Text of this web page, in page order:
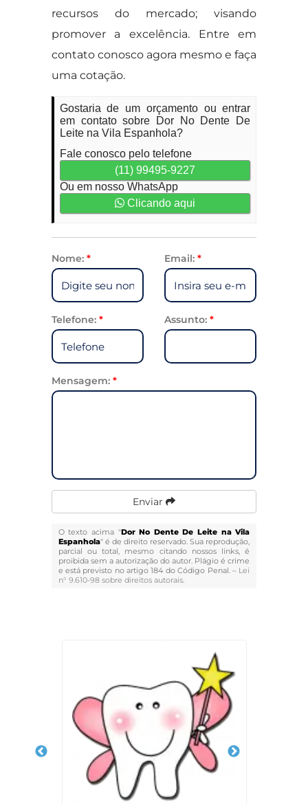
recursos do mercado; visando
promover a excelência. Entre em
contato conosco agora mesmo e faça
uma cotação.
Gostaria de um orçamento ou entrar
em contato sobre Dor No Dente De
Leite na Vila Espanhola?
Fale conosco pelo telefone
(11) 99495-9227
Ou em nosso WhatsApp
Clicando aqui
Nome: * Email: *
Telefone: * Assunto: *
Mensagem: *
Enviar
O texto acima "Dor No Dente De Leite na Vila
Espanhola" é de direito reservado. Sua reprodução,
parcial ou total, mesmo citando nossos links, é
proibida sem a autorização do autor. Plágio é crime
e está previsto no artigo 184 do Código Penal. – Lei
n° 9.610-98 sobre direitos autorais.